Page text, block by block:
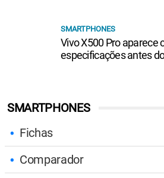
SMARTPHONES
Fichas
Comparador
SMARTPHONES
Vivo X500 Pro aparece
especificações antes